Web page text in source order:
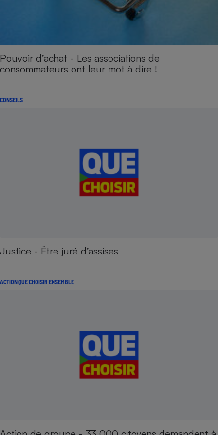
Pouvoir d’achat - Les associations de
consommateurs ont leur mot à dire !
CONSEILS
Justice - Être juré d’assises
ACTION QUE CHOISIR ENSEMBLE